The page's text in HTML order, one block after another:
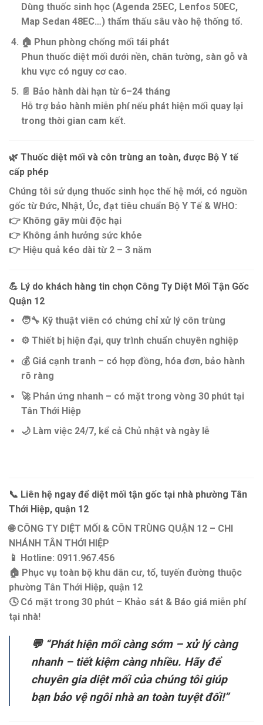
Dùng thuốc sinh học (Agenda 25EC, Lenfos 50EC,
Map Sedan 48EC…) thẩm thấu sâu vào hệ thống tổ.
🏠 Phun phòng chống mối tái phát
Phun thuốc diệt mối dưới nền, chân tường, sàn gỗ và
khu vực có nguy cơ cao.
📄 Bảo hành dài hạn từ 6–24 tháng
Hỗ trợ bảo hành miễn phínếu phát hiện mối quay lại
trong thời gian cam kết.
🌿 Thuốc diệt mối và côn trùng an toàn, được Bộ Y tế
cấp phép
Chúng tôi sử dụng thuốc sinh học thế hệ mới, có nguồn
gốc từ Đức, Nhật, Úc, đạt tiêu chuẩn Bộ Y Tế & WHO:
👉 Không gây mùi độc hại
👉 Không ảnh hưởng sức khỏe
👉 Hiệu quả kéo dài từ 2 – 3 năm
💪 Lý do khách hàng tin chọn Công Ty Diệt Mối Tận Gốc
Quận 12
🧑‍🔧 Kỹ thuật viên có chứng chỉ xử lý côn trùng
⚙️ Thiết bị hiện đại, quy trình chuẩn chuyên nghiệp
💰 Giá cạnh tranh – có hợp đồng, hóa đơn, bảo hành
rõ ràng
🚀 Phản ứng nhanh – có mặt trong vòng 30 phút tại
Tân Thới Hiệp
🌙 Làm việc 24/7, kể cả Chủ nhật và ngày lễ
📞 Liên hệ ngay để diệt mối tận gốc tại nhà phường Tân
Thới Hiệp, quận 12
🌐CÔNG TY DIỆT MỐI & CÔN TRÙNG QUẬN 12 – CHI
NHÁNH TÂN THỚI HIỆP
📱 Hotline: 0911.967.456
🏠 Phục vụ toàn bộ khu dân cư, tổ, tuyến đường thuộc
phường Tân Thới Hiệp, quận 12
🕓 Có mặt trong 30 phút – Khảo sát & Báo giá miễn phí
tại nhà!
💬 “Phát hiện mối càng sớm – xử lý càng
nhanh – tiết kiệm càng nhiều. Hãy để
chuyên gia diệt mối của chúng tôi giúp
bạn bảo vệ ngôi nhà an toàn tuyệt đối!”